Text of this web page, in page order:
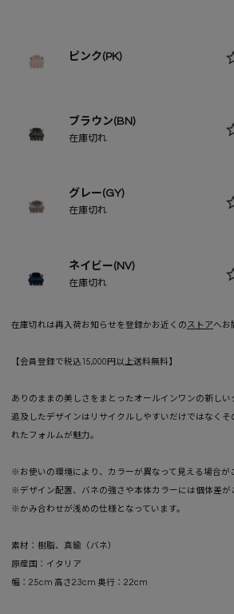
ピンク(PK)
ブラウン(BN)
在庫切れ
グレー(GY)
在庫切れ
ネイビー(NV)
在庫切れ
在庫切れは再入荷お知らせを登録かお近くの ストアへお
【会員登録で税込15,000円以上送料無料】
ありのままの美しさをまとったオールインワンの新しい
追及したデザインはリサイクルしやすいだけではなくそ
れたフォルムが魅力。
※お使いの環境により、カラーが異なって見える場合が
※デザイン配置、バネの強さや本体カラーには個体差が
※かみ合わせが浅めの仕様となっています。
素材：樹脂、真鍮（バネ）
原産国：イタリア
幅：2.5cm 高さ2.3cm 奥行：2.2cm